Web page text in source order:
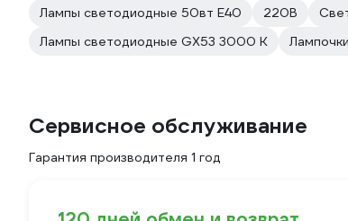
Лампы светодиодные 50вт E40
220В
Лампы светодиодные GX53 3000 К
Сервисное обслуживание
Гарантия производителя 1 год